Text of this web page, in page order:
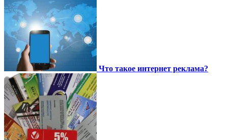
Что такое интернет реклама?